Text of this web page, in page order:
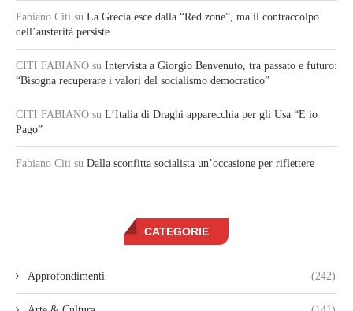
Fabiano Citi su La Grecia esce dalla “Red zone”, ma il contraccolpo
dell’austerità persiste
CITI FABIANO su Intervista a Giorgio Benvenuto, tra passato e futuro:
“Bisogna recuperare i valori del socialismo democratico”
CITI FABIANO su L’Italia di Draghi apparecchia per gli Usa “E io
Pago”
Fabiano Citi su Dalla sconfitta socialista un’occasione per riflettere
CATEGORIE
Approfondimenti (242)